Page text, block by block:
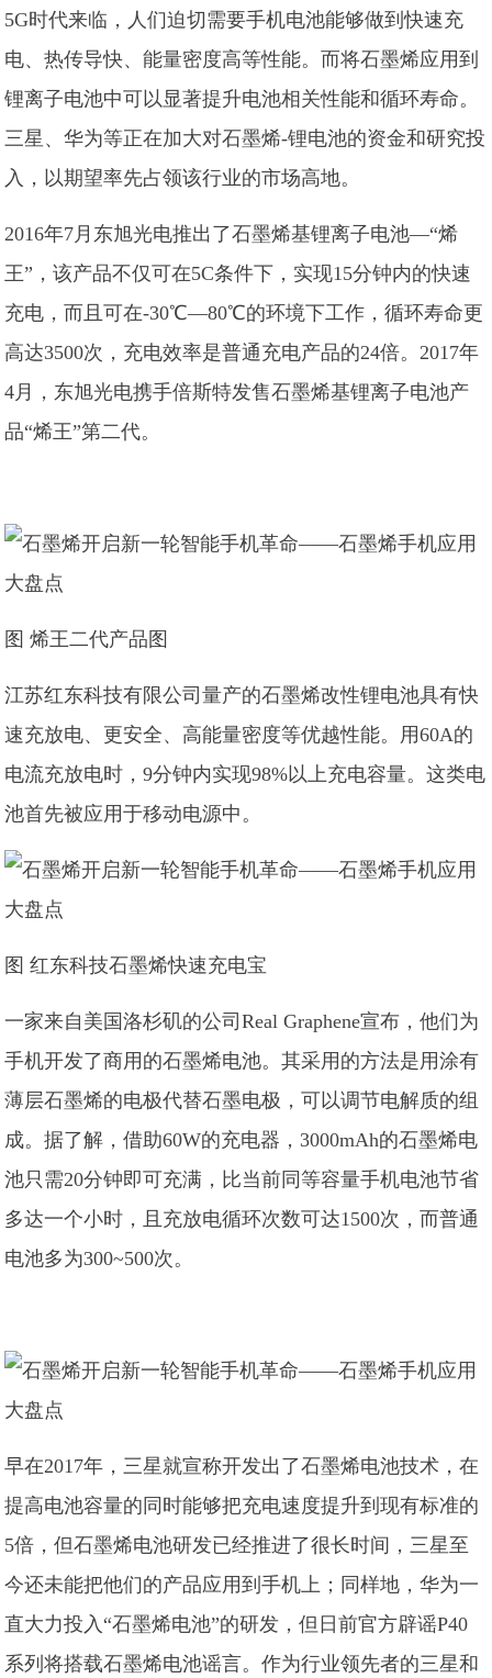
5G时代来临，人们迫切需要手机电池能够做到快速充
电、热传导快、能量密度高等性能。而将石墨烯应用到
锂离子电池中可以显著提升电池相关性能和循环寿命。
三星、华为等正在加大对石墨烯-锂电池的资金和研究投
入，以期望率先占领该行业的市场高地。
2016年7月东旭光电推出了石墨烯基锂离子电池—“烯
王”，该产品不仅可在5C条件下，实现15分钟内的快速
充电，而且可在-30℃—80℃的环境下工作，循环寿命更
高达3500次，充电效率是普通充电产品的24倍。2017年
4月，东旭光电携手倍斯特发售石墨烯基锂离子电池产
品“烯王”第二代。
图 烯王二代产品图
江苏红东科技有限公司量产的石墨烯改性锂电池具有快
速充放电、更安全、高能量密度等优越性能。用60A的
电流充放电时，9分钟内实现98%以上充电容量。这类电
池首先被应用于移动电源中。
图 红东科技石墨烯快速充电宝
一家来自美国洛杉矶的公司Real Graphene宣布，他们为
手机开发了商用的石墨烯电池。其采用的方法是用涂有
薄层石墨烯的电极代替石墨电极，可以调节电解质的组
成。据了解，借助60W的充电器，3000mAh的石墨烯电
池只需20分钟即可充满，比当前同等容量手机电池节省
多达一个小时，且充放电循环次数可达1500次，而普通
电池多为300~500次。
早在2017年，三星就宣称开发出了石墨烯电池技术，在
提高电池容量的同时能够把充电速度提升到现有标准的
5倍，但石墨烯电池研发已经推进了很长时间，三星至
今还未能把他们的产品应用到手机上；同样地，华为一
直大力投入“石墨烯电池”的研发，但日前官方辟谣P40
系列将搭载石墨烯电池谣言。作为行业领先者的三星和